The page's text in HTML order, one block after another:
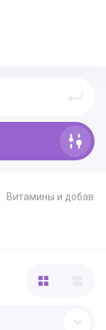
Витамины и добавки